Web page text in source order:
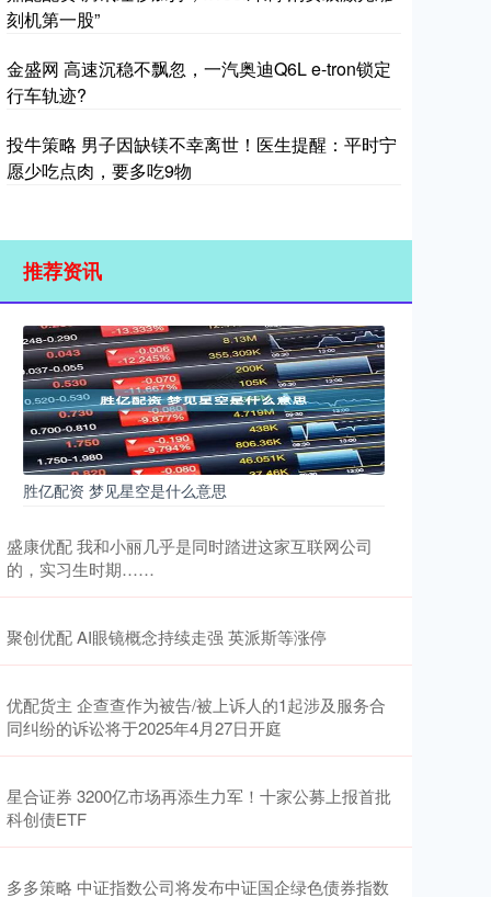
刻机第一股”
金盛网 高速沉稳不飘忽，一汽奥迪Q6L e-tron锁定
行车轨迹?
投牛策略 男子因缺镁不幸离世！医生提醒：平时宁
愿少吃点肉，要多吃9物
推荐资讯
胜亿配资 梦见星空是什么意思
盛康优配 我和小丽几乎是同时踏进这家互联网公司
的，实习生时期……
聚创优配 AI眼镜概念持续走强 英派斯等涨停
优配货主 企查查作为被告/被上诉人的1起涉及服务合
同纠纷的诉讼将于2025年4月27日开庭
星合证券 3200亿市场再添生力军！十家公募上报首批
科创债ETF
多多策略 中证指数公司将发布中证国企绿色债券指数